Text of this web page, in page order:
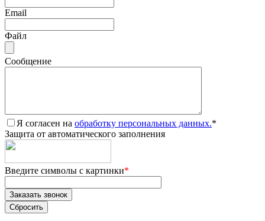
Email
Файл
Сообщение
Я согласен на обработку персональных данных.*
Защита от автоматического заполнения
Введите символы с картинки*